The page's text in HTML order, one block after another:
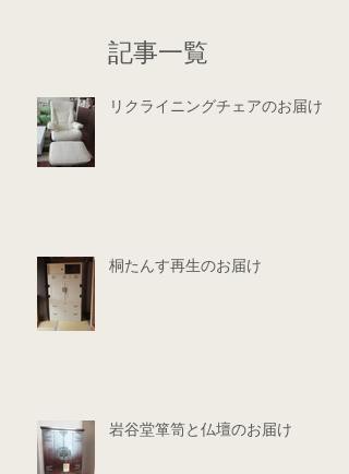
記事一覧
リクライニングチェアのお届け
桐たんす再生のお届け
岩谷堂箪笥と仏壇のお届け